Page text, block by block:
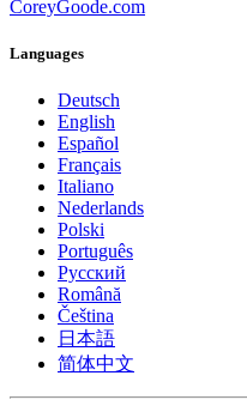
CoreyGoode.com
Languages
Deutsch
English
Español
Français
Italiano
Nederlands
Polski
Português
Pусский
Română
Čeština
日本語
简体中文